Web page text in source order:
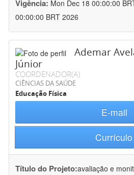
Vigência: Mon Dec 18 00:00:00
00:00:00 BRT 2026
Ademar
Júnior
COORDENADOR(A)
CIÊNCIAS DA SAÚDE
Educação Física
E-mail
Currículo
Título do Projeto:avaliação e